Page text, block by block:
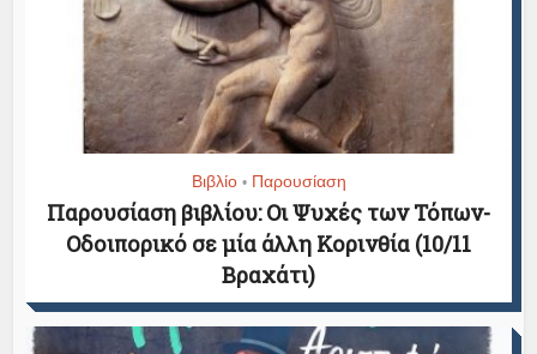
Βιβλίο • Παρουσίαση
Παρουσίαση βιβλίου: Οι Ψυχές των Τόπων-
Οδοιπορικό σε μία άλλη Κορινθία (10/11
Βραχάτι)